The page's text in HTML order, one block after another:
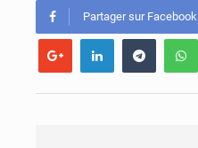
Partager sur Facebook